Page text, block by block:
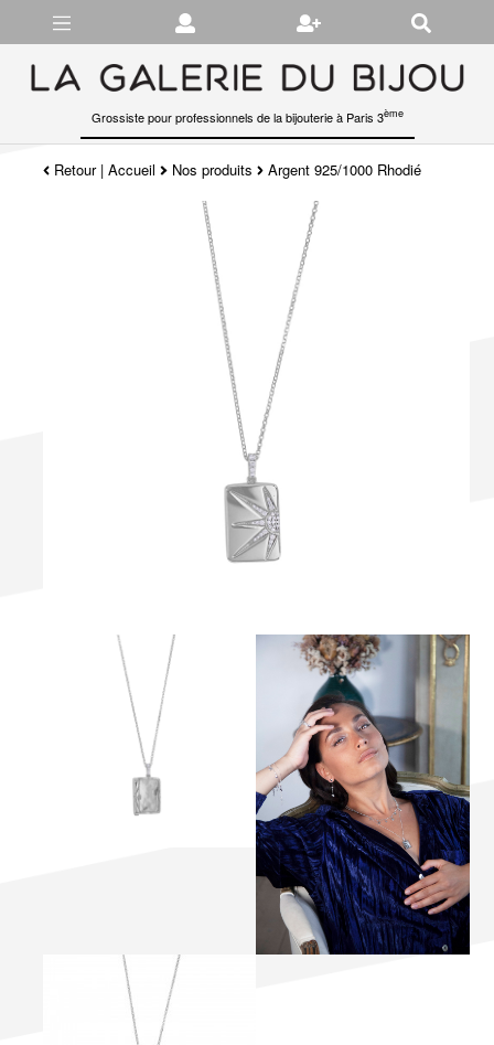
Grossiste pour professionnels de la bijouterie à Paris 3ème
Retour|Accueil Nos produits Argent 925/1000 Rhodié
Gérer les préférences en matière de cookies